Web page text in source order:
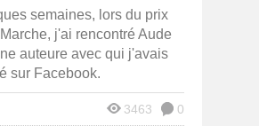
semaines, lors du prix
j'ai rencontré Aude
auteure avec qui j'avais
sur Facebook.
0
3463